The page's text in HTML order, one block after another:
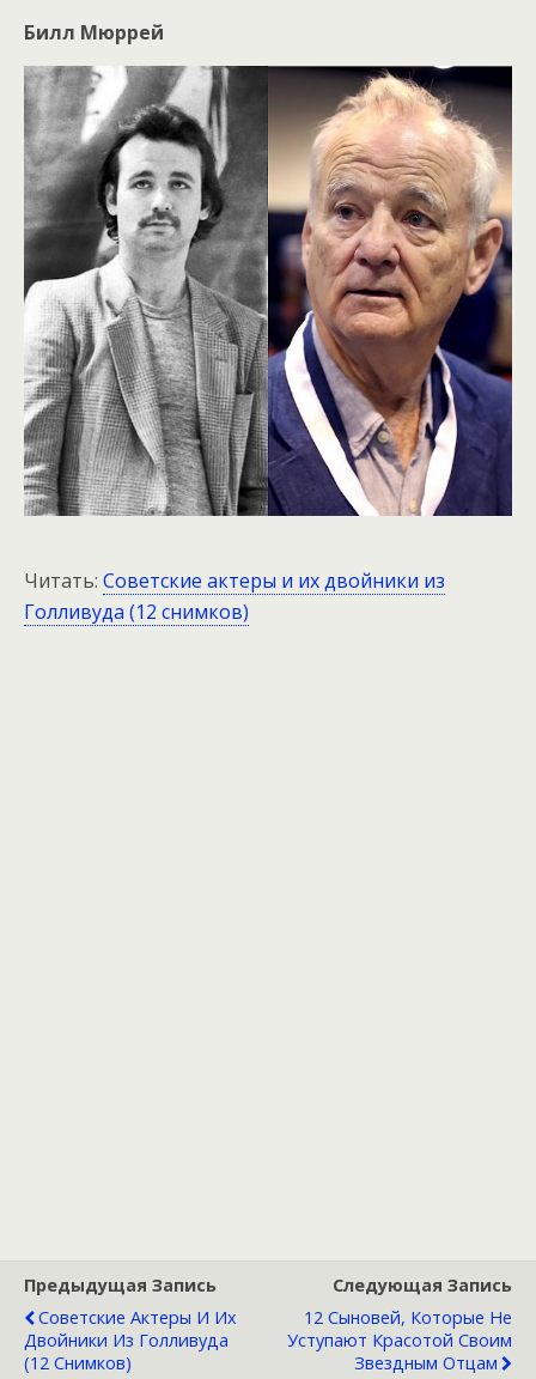
Билл Мюррей
Читать: Советские актеры и их двойники из
Голливуда (12 снимков)
Предыдущая Запись
Советские Актеры И Их
Двойники Из Голливуда
(12 Снимков)
Следующая Запись
12 Сыновей, Которые Не
Уступают Красотой Своим
Звездным Отцам